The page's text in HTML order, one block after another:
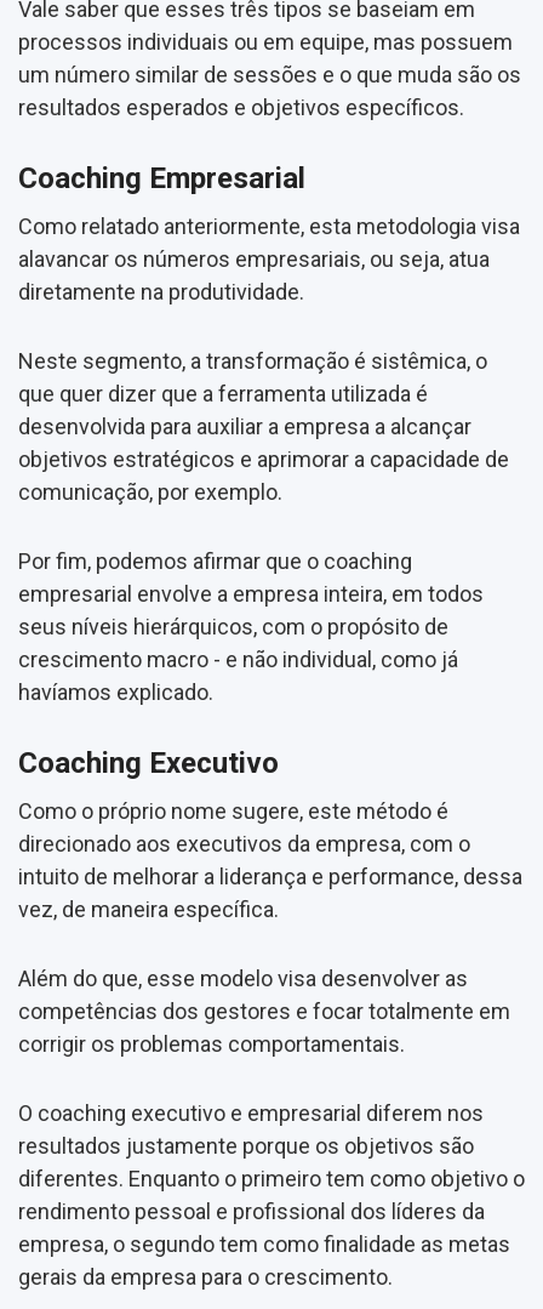
Vale saber que esses três tipos se baseiam em
processos individuais ou em equipe, mas possuem
um número similar de sessões e o que muda são os
resultados esperados e objetivos específicos.
Coaching Empresarial
Como relatado anteriormente, esta metodologia visa
alavancar os números empresariais, ou seja, atua
diretamente na produtividade.
Neste segmento, a transformação é sistêmica, o
que quer dizer que a ferramenta utilizada é
desenvolvida para auxiliar a empresa a alcançar
objetivos estratégicos e aprimorar a capacidade de
comunicação, por exemplo.
Por fim, podemos afirmar que o coaching
empresarial envolve a empresa inteira, em todos
seus níveis hierárquicos, com o propósito de
crescimento macro - e não individual, como já
havíamos explicado.
Coaching Executivo
Como o próprio nome sugere, este método é
direcionado aos executivos da empresa, com o
intuito de melhorar a liderança e performance, dessa
vez, de maneira específica.
Além do que, esse modelo visa desenvolver as
competências dos gestores e focar totalmente em
corrigir os problemas comportamentais.
O coaching executivo e empresarial diferem nos
resultados justamente porque os objetivos são
diferentes. Enquanto o primeiro tem como objetivo o
rendimento pessoal e profissional dos líderes da
empresa, o segundo tem como finalidade as metas
gerais da empresa para o crescimento.